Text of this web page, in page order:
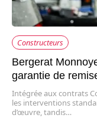
Constructeurs
Bergerat
garantie de
Intégrée aux contrats
les interventions
d’œuvre, tandis…